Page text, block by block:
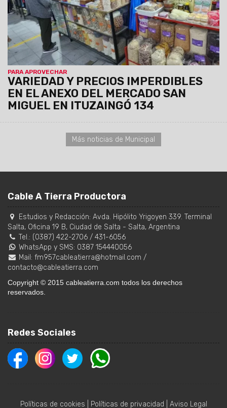
PARA APROVECHAR
VARIEDAD Y PRECIOS IMPERDIBLES
EN EL ANEXO DEL MERCADO SAN
MIGUEL EN ITUZAINGÓ 134
Más noticias de Municipal
Cable A Tierra Productora
Estudios y Redacción: Avda. Hipólito Yrigoyen 339. Terminal
Salta, Oficina 19 B, Ciudad de Salta - Salta, Argentina
Tel.: (0387) 422-2706 / 431-6056
WhatsApp y SMS: 0387 154440056
Mail: fm957cableatierra@hotmail.com /
contacto@cableatierra.com
Copyright © 2015 cableatierra.com todos los derechos
reservados.
Redes Sociales
Políticas de cookies Políticas de privacidad Aviso Legal